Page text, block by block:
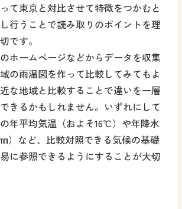
て東京と対比させて特徴をつかむと
行うことで読み取りのポイントを理
です。
ホームページなどからデータを収集
の雨温図を作って比較してみてもよ
な地域と比較することで違いを一層
きるかもしれません。いずれにして
年平均気温（およそ16℃）や年降水
）など、比較対照できる気候の基礎
に参照できるようにすることが大切